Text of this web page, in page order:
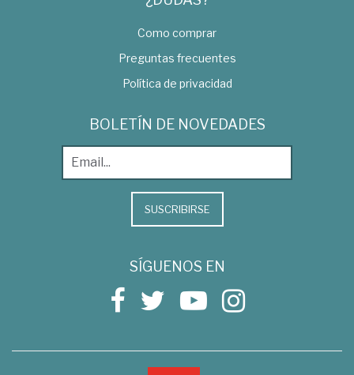
Como comprar
Preguntas frecuentes
Política de privacidad
BOLETÍN DE NOVEDADES
SUSCRIBIRSE
SÍGUENOS EN